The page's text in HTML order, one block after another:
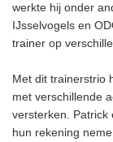
werkte hij onder
IJsselvogels en
trainer op
Met dit trainerstrio
met verschillende
versterken. Patrick
hun rekening